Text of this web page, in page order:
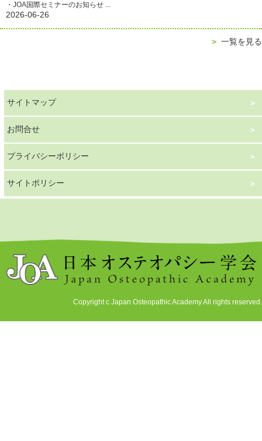
・JOA国際セミナーのお知らせ ...
2026-06-26
＞ 一覧を見る
サイトマップ
お問合せ
プライバシーポリシー
サイトポリシー
Copyright c Japan Osteopathic Academy All rights reserved.